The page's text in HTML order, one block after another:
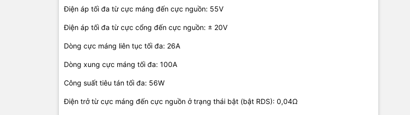
Điện áp tối đa từ cực máng đến cực nguồn: 55V
Điện áp tối đa từ cực cổng đến cực nguồn: ± 20V
Dòng cực máng liên tục tối đa: 26A
Dòng xung cực máng tối đa: 100A
Công suất tiêu tán tối đa: 56W
Điện trở từ cực máng đến cực nguồn ở trạng thái bật (bật RDS): 0,04Ω